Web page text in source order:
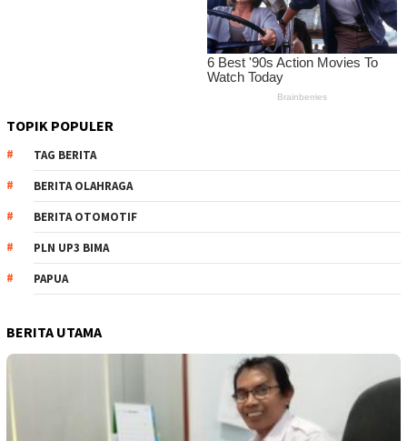
TOPIK POPULER
TAG BERITA
BERITA OLAHRAGA
BERITA OTOMOTIF
PLN UP3 BIMA
PAPUA
BERITA UTAMA